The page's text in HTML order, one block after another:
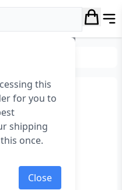
this
for you to
shipping
once.
Close